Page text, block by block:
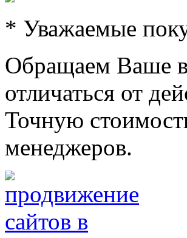
* Уважаемые
Обращаем Ваше
отличаться от
Точную
менеджеров.